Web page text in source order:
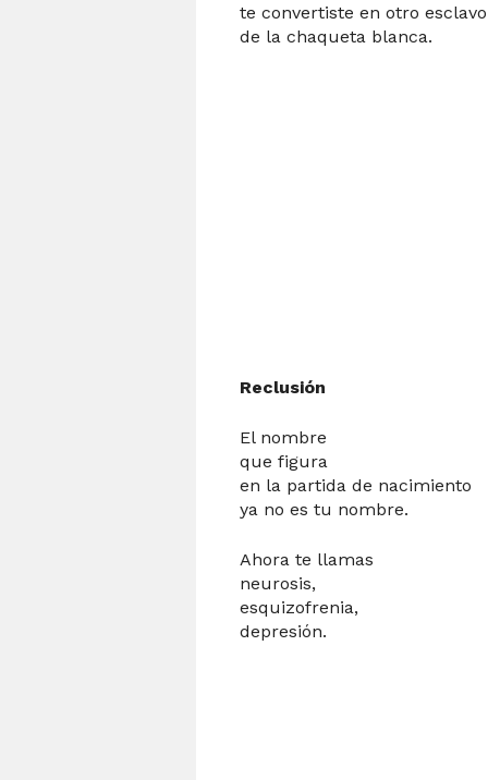
te convertiste en otro esclavo
de la chaqueta blanca.
Reclusión
El nombre
que figura
en la partida de nacimiento
ya no es tu nombre.
Ahora te llamas
neurosis,
esquizofrenia,
depresión.